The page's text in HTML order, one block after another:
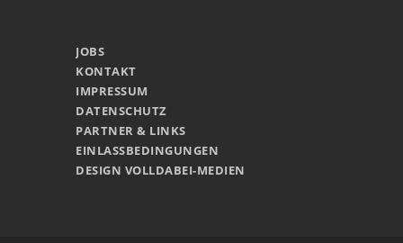
JOBS
KONTAKT
IMPRESSUM
DATENSCHUTZ
PARTNER & LINKS
EINLASSBEDINGUNGEN
DESIGN VOLLDABEI-MEDIEN